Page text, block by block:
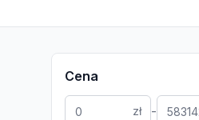
Cena
zł -